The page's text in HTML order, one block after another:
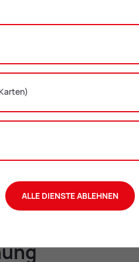
Behandlung
(Warmwasseraufbereitungs- und
Beheizen
von Schäden
sind grundsätzlich in
Tiere(Schlangen, Spinnen,
ALLE DIENSTE ABLEHNEN